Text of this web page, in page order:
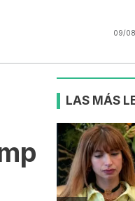
09/
LAS MÁS